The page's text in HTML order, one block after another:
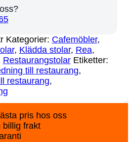
Kategorier: Cafemöbler,
, Klädda stolar, Rea,
Restaurangstolar Etiketter:
till restaurang,
restaurang,
pris hos oss
billig frakt